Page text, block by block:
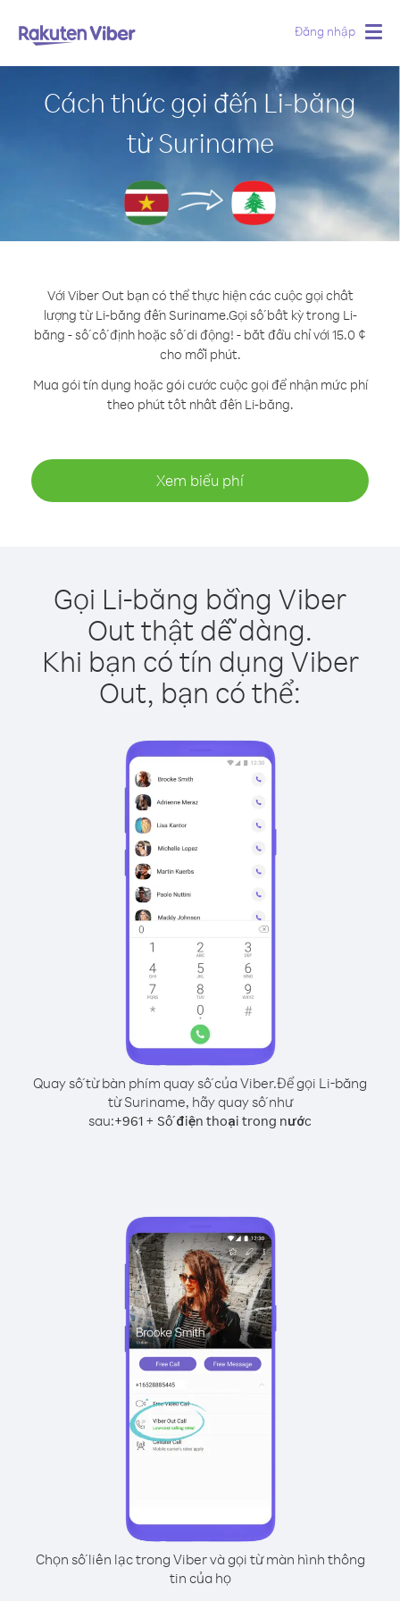
Đăng nhập
Cách thức gọi đến Li-băng
từ Suriname
Với Viber Out bạn có thể thực hiện các cuộc gọi chất
lượng từ Li-băng đến Suriname.Gọi số bất kỳ trong Li-
băng - số cố định hoặc số di động! - bắt đầu chỉ với 15.0 ¢
cho mỗi phút.
Mua gói tín dụng hoặc gói cước cuộc gọi để nhận mức phí
theo phút tốt nhất đến Li-băng.
Xem biểu phí
Gọi Li-băng bằng Viber
Out thật dễ dàng.
Khi bạn có tín dụng Viber
Out, bạn có thể:
Quay số từ bàn phím quay số của Viber.Để gọi Li-băng
từ Suriname, hãy quay số như
sau:+961 + Số điện thoại trong nước
Chọn số liên lạc trong Viber và gọi từ màn hình thông
tin của họ